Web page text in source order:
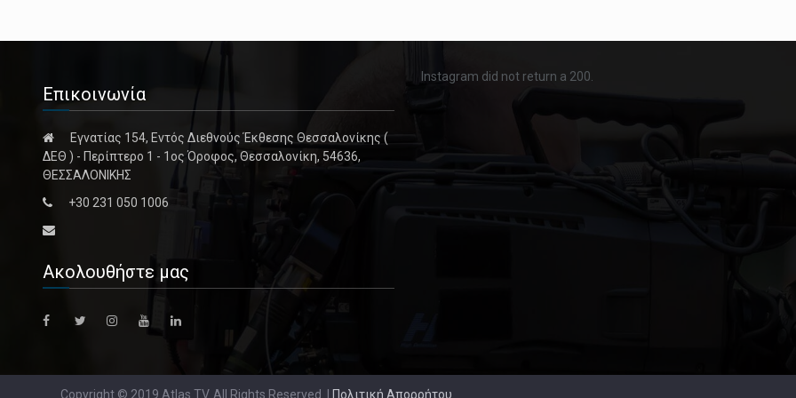
Επικοινωνία
Εγνατίας 154, Εντός Διεθνούς Έκθεσης Θεσσαλονίκης (
ΔΕΘ ) - Περίπτερο 1 - 1ος Όροφος, Θεσσαλονίκη, 54636,
ΘΕΣΣΑΛΟΝΙΚΗΣ
+30 231 050 1006
Ακολουθήστε μας
Instagram did not return a 200.
Copyright © 2019 Atlas TV. All Rights Reserved. | Πολιτική Απορρήτου